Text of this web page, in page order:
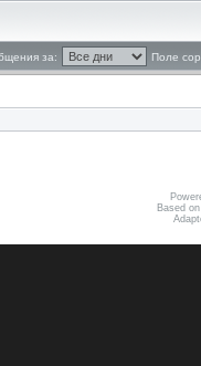
за: Поле
Based